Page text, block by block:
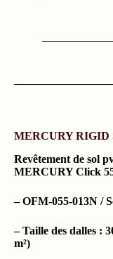
MERCURY RIGID
Revêtement de sol
MERCURY Click
– OFM-055-013N /
– Taille des dalles :
m²)